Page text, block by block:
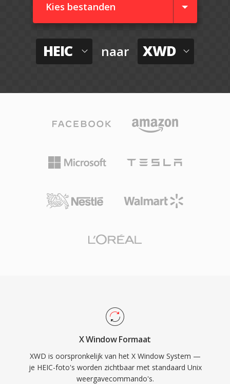
Kies bestanden
HEIC naar XWD
X Window Formaat
XWD is oorspronkelijk van het X Window System —
je HEIC-foto's worden zichtbaar met standaard Unix
weergavecommando's.